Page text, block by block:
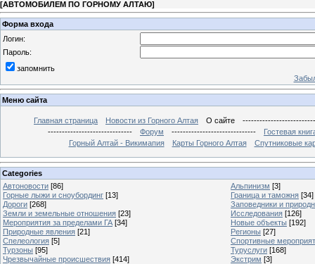
[АВТОМОБИЛЕМ ПО ГОРНОМУ АЛТАЮ]
Форма входа
Логин:
Пароль:
запомнить
Меню сайта
Главная страница Новости из Горного Алтая О сайте
------------------------------
Форум ------------------------------
Гостевая
Горный Алтай - Викимапия
Карты Горного Алтая Спутниковые
Categories
Автоновости [86] Альпинизм [3]
Горные лыжи и сноубординг [13] Граница и таможня [34]
Дороги [268]
Заповедники и
Земли и земельные отношения [23] Исследования [126]
Мероприятия за пределами ГА [34] Новые объекты [192]
Природные явления [21] Регионы [27]
Спелеология [5]
Спортивные
Турзоны [95] Туруслуги [168]
Чрезвычайные происшествия [414] Экстрим [3]